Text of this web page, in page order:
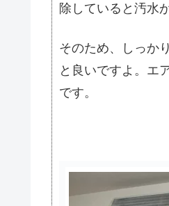
除していると汚水
そのため、しっか
と良いですよ。エ
です。